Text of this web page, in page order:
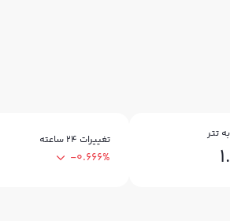
تتر تغییرات ۲۴ ساعته
-0.666%